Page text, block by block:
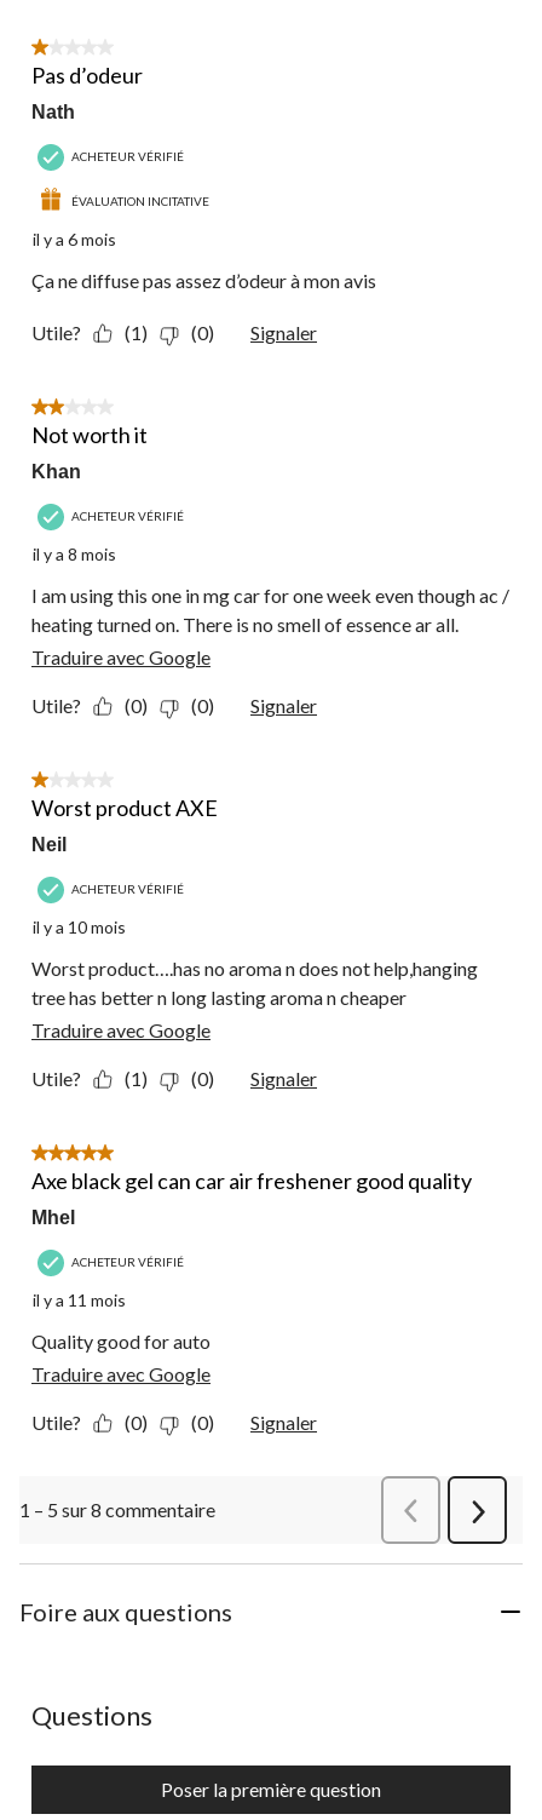
1 étoile(s) sur 5.
Pas d’odeur
Nath
ACHETEUR VÉRIFIÉ
ÉVALUATION INCITATIVE
il y a 6 mois
Ça ne diffuse pas assez d’odeur à mon avis
Utile? (1) (0) Signaler
2 étoile(s) sur 5.
Not worth it
Khan
ACHETEUR VÉRIFIÉ
il y a 8 mois
I am using this one in mg car for one week even though ac /
heating turned on. There is no smell of essence ar all.
Traduire avec Google
Utile? (0) (0) Signaler
1 étoile(s) sur 5.
Worst product AXE
Neil
ACHETEUR VÉRIFIÉ
il y a 10 mois
Worst product….has no aroma n does not help,hanging
tree has better n long lasting aroma n cheaper
Traduire avec Google
Utile? (1) (0) Signaler
5 étoile(s) sur 5.
Axe black gel can car air freshener good quality
Mhel
ACHETEUR VÉRIFIÉ
il y a 11 mois
Quality good for auto
Traduire avec Google
Utile? (0) (0) Signaler
1 – 5 sur 8 commentaire
Suivant
Foire aux questions
Aucune question n'a été posée sur ce produit.
Questions
Poser la première question